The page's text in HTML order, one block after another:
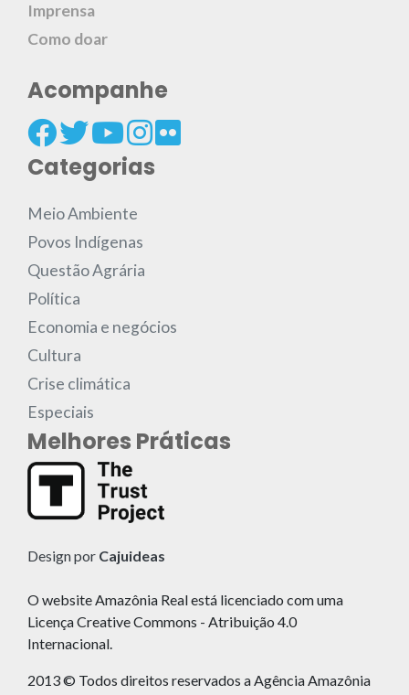
Imprensa
Como doar
Acompanhe
Categorias
Meio Ambiente
Povos Indígenas
Questão Agrária
Política
Economia e negócios
Cultura
Crise climática
Especiais
Melhores Práticas
Design por Cajuideas
O website Amazônia Real está licenciado com uma
Licença Creative Commons - Atribuição 4.0
Internacional.
2013 © Todos direitos reservados a Agência Amazônia